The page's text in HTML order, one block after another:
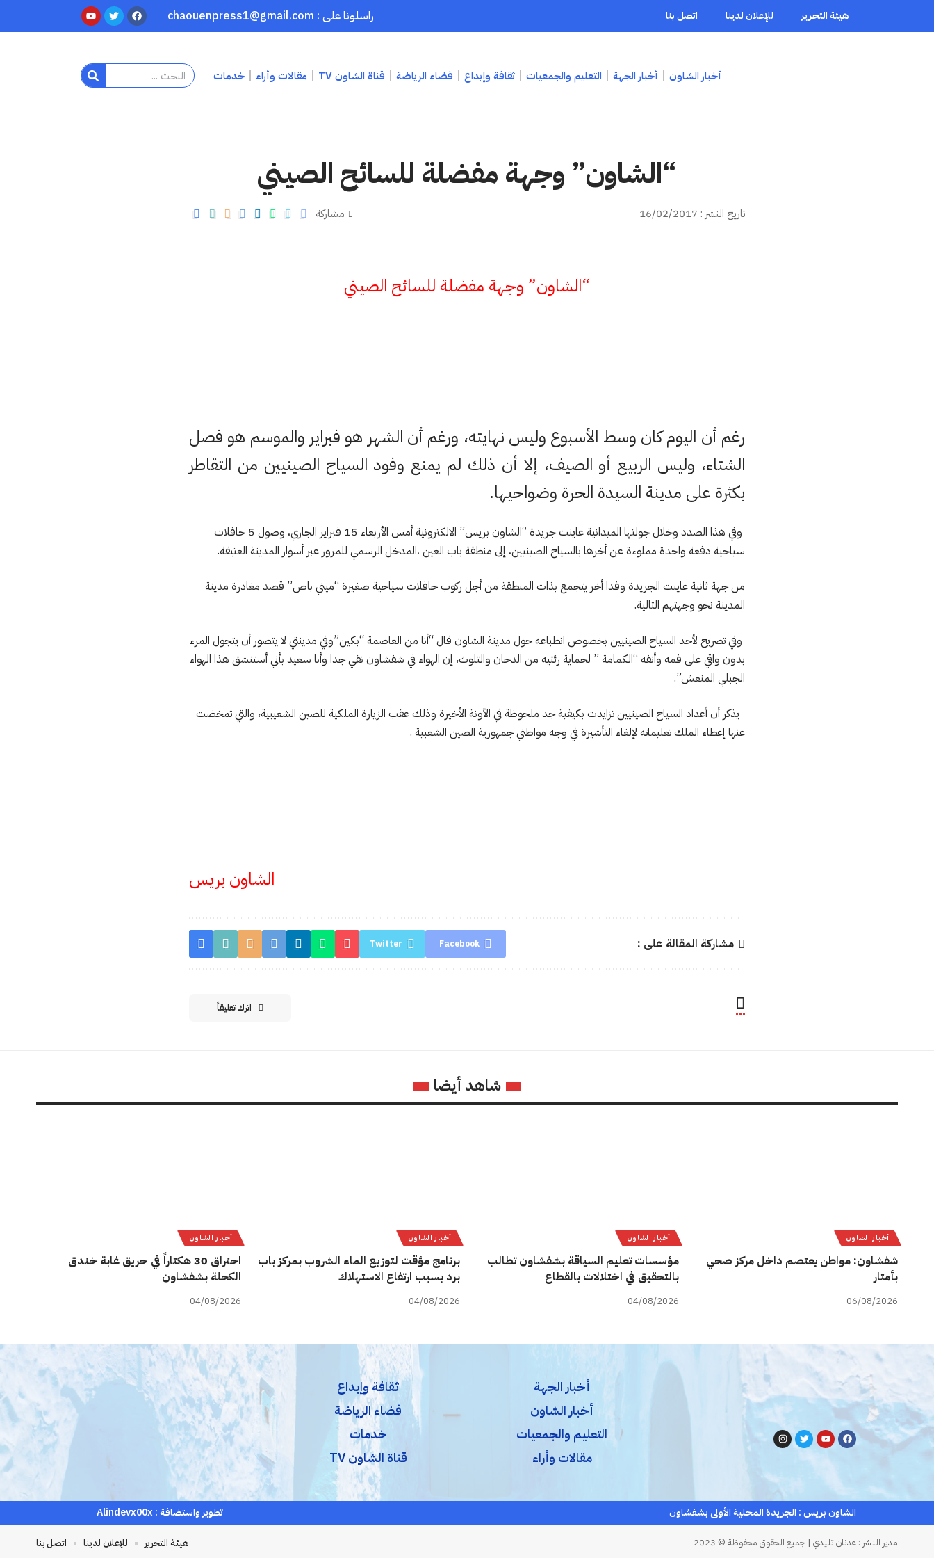
هيئة التحرير للإعلان لدينا اتصل بنا راسلونا على : chaouenpress1@gmail.com
أخبار الشاون أخبار الجهة التعليم والجمعيات ثقافة وإبداع فضاء الرياضة قناة الشاون TV مقالات وأراء خدمات
“الشاون” وجهة مفضلة للسائح الصيني
تاريخ النشر : 16/02/2017 مشاركة
“الشاون” وجهة مفضلة للسائح الصيني
رغم أن اليوم كان وسط الأسبوع وليس نهايته، ورغم أن الشهر هو فبراير والموسم هو فصل
الشتاء، وليس الربيع أو الصيف، إلا أن ذلك لم يمنع وفود السياح الصينيين من التقاطر
بكثرة على مدينة السيدة الحرة وضواحيها.
وفي هذا الصدد وخلال جولتها الميدانية عاينت جريدة “الشاون بريس” الالكترونية أمس الأربعاء 15 فبراير الجاري، وصول 5 حافلات
سياحية دفعة واحدة مملوءة عن أخرها بالسياح الصينيين، إلى منطقة باب العين ،المدخل الرسمي للمرور عبر أسوار المدينة العتيقة.
من جهة ثانية عاينت الجريدة وفدا أخر يتجمع بذات المنطقة من أجل ركوب حافلات سياحية صغيرة “ميني باص” قصد مغادرة مدينة
المدينة نحو وجهتهم التالية.
وفي تصريح لأحد السياح الصينيين بخصوص انطباعه حول مدينة الشاون قال “أنا من العاصمة “بكين”وفي مدينتي لا يتصور أن يتجول المرء
بدون واقي على فمه وأنفه “الكمامة ” لحماية رئتيه من الدخان والتلوث، إن الهواء في شفشاون نقي جدا وأنا سعيد بأني أستنشق هذا الهواء
الجبلي المنعش”.
يذكر أن أعداد السياح الصينيين تزايدت بكيفية جد ملحوظة في الآونة الأخيرة وذلك عقب الزيارة الملكية للصين الشعيبية، والتي تمخضت
عنها إعطاء الملك تعليماته لإلغاء التأشيرة في وجه مواطني جمهورية الصين الشعبية .
الشاون بريس
مشاركة المقالة على : Facebook
Twitter
اترك تعليقاً
شاهد أيضا
أخبار الشاون
شفشاون: مواطن يعتصم داخل مركز صحي
بأمتار
06/08/2026
أخبار الشاون
مؤسسات تعليم السياقة بشفشاون تطالب
بالتحقيق في اختلالات بالقطاع
04/08/2026
أخبار الشاون
برنامج مؤقت لتوزيع الماء الشروب بمركز باب
برد بسبب ارتفاع الاستهلاك
04/08/2026
أخبار الشاون
احتراق 30 هكتاراً في حريق غابة خندق
الكحلة بشفشاون
04/08/2026
أخبار الجهة
أخبار الشاون
التعليم والجمعيات
مقالات وأراء
ثقافة وإبداع
فضاء الرياضة
خدمات
قناة الشاون TV
الشاون بريس : الجريدة المحلية الأولى بشفشاون تطوير واستضافة : Alindevx00x
مدير النشر : عدنان تليدي | جميع الحقوق محفوظة © 2023 هيئة التحرير للإعلان لدينا اتصل بنا